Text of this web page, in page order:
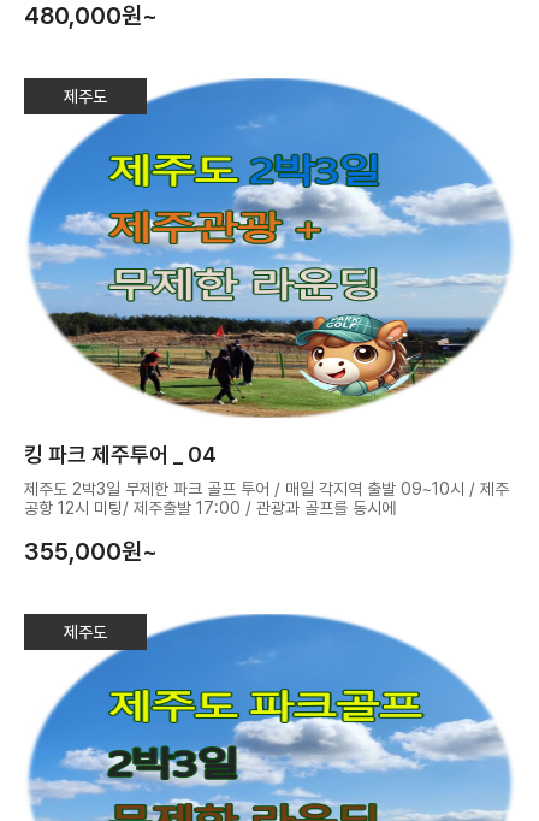
480,000원~
제주도
킹 파크 제주투어 _ 04
제주도 2박3일 무제한 파크 골프 투어 / 매일 각지역 출발 09~10시 / 제주
공항 12시 미팅/ 제주출발 17:00 / 관광과 골프를 동시에
355,000원~
제주도